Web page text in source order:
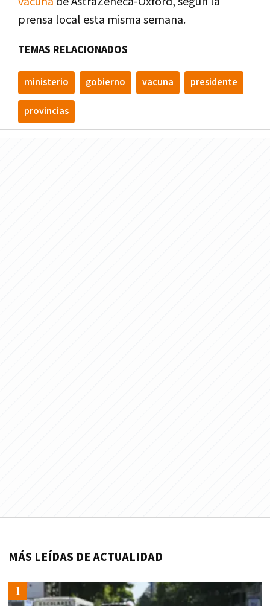
prensa local esta misma semana.
TEMAS RELACIONADOS
ministerio gobierno vacuna presidente
provincias
MÁS LEÍDAS DE ACTUALIDAD